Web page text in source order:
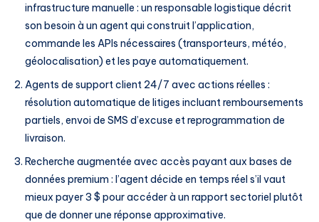
infrastructure manuelle : un responsable logistique décrit
son besoin à un agent qui construit l’application,
commande les APIs nécessaires (transporteurs, météo,
géolocalisation) et les paye automatiquement.
Agents de support client 24/7 avec actions réelles :
résolution automatique de litiges incluant remboursements
partiels, envoi de SMS d’excuse et reprogrammation de
livraison.
Recherche augmentée avec accès payant aux bases de
données premium : l’agent décide en temps réel s’il vaut
mieux payer 3 $ pour accéder à un rapport sectoriel plutôt
que de donner une réponse approximative.